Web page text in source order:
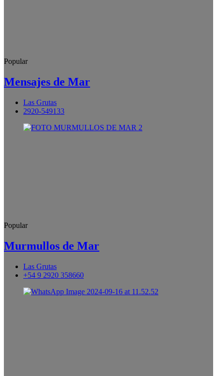
Popular
Mensajes de Mar
Las Grutas
2920-549133
Popular
Murmullos de Mar
Las Grutas
+54 9 2920 358660